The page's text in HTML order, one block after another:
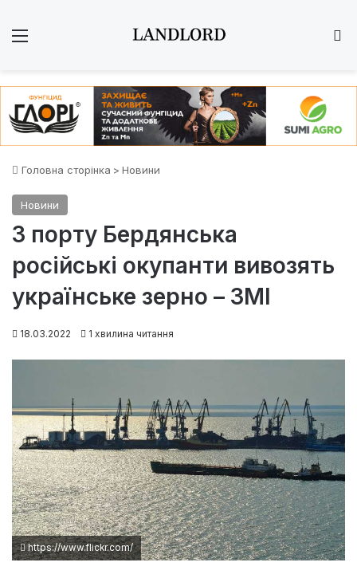
Головна сторінка > Новини
Новини
З порту Бердянська
російські окупанти вивозять
українське зерно – ЗМІ
18.03.2022 1 хвилина читання
https://www.flickr.com/